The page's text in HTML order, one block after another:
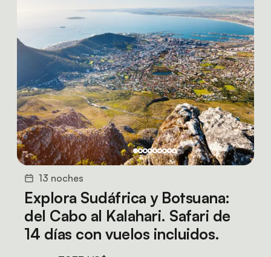
13 noches
Explora Sudáfrica y Botsuana:
del Cabo al Kalahari. Safari de
14 días con vuelos incluidos.